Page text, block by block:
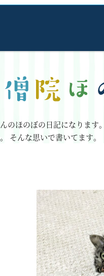
のほのぼの日記になります。
そんな思いで書いてます。